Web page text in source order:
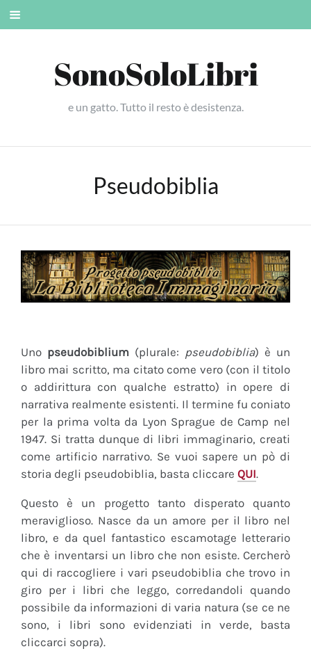
Skip
SonoSoloLibri
e un gatto. Tutto il resto è desistenza.
Pseudobiblia
Uno pseudobiblium (plurale: pseudobiblia) è un
libro mai scritto, ma citato come vero (con il titolo
o addirittura con qualche estratto) in opere di
narrativa realmente esistenti. Il termine fu coniato
per la prima volta da Lyon Sprague de Camp nel
1947. Si tratta dunque di libri immaginario, creati
come artificio narrativo. Se vuoi sapere un pò di
storia degli pseudobiblia, basta cliccare QUI.
Questo è un progetto tanto disperato quanto
meraviglioso. Nasce da un amore per il libro nel
libro, e da quel fantastico escamotage letterario
che è inventarsi un libro che non esiste. Cercherò
qui di raccogliere i vari pseudobiblia che trovo in
giro per i libri che leggo, corredandoli quando
possibile da informazioni di varia natura (se ce ne
sono, i libri sono evidenziati in verde, basta
cliccarci sopra).